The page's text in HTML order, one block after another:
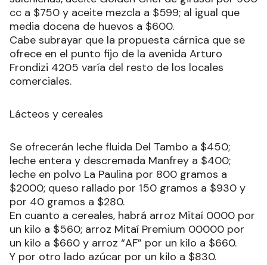
cc a $750 y aceite mezcla a $599; al igual que
media docena de huevos a $600.
Cabe subrayar que la propuesta cárnica que se
ofrece en el punto fijo de la avenida Arturo
Frondizi 4205 varía del resto de los locales
comerciales.
Lácteos y cereales
Se ofrecerán leche fluida Del Tambo a $450;
leche entera y descremada Manfrey a $400;
leche en polvo La Paulina por 800 gramos a
$2000; queso rallado por 150 gramos a $930 y
por 40 gramos a $280.
En cuanto a cereales, habrá arroz Mitaí 0000 por
un kilo a $560; arroz Mitaí Premium 00000 por
un kilo a $660 y arroz “AF” por un kilo a $660.
Y por otro lado azúcar por un kilo a $830.